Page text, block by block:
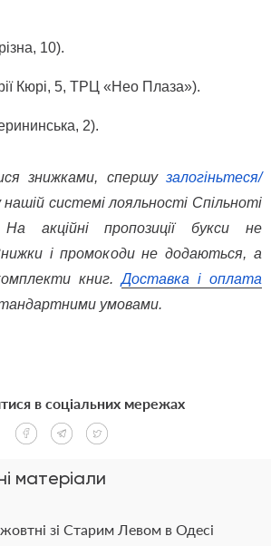
10).
Кюрі, 5, ТРЦ «Нео Плаза»).
2).
знижками, спершу залогіньтеся/
нашій системі лояльності Спільноті
акційні пропозиції букси не
і промокоди не додаються, а
книг. Доставка і оплата
умовами.
матеріали
зі Старим Левом в Одесі
в соціальних мережах